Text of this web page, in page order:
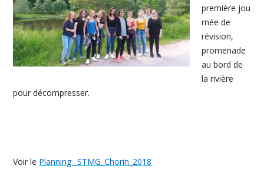
première jou
rnée de
révision,
promenade
au bord de
la rivière
pour décompresser.
Voir le Planning _STMG_Chorin_2018